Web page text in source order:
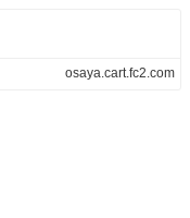
osaya.cart.fc2.com